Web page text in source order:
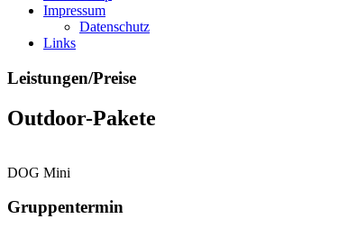
Impressum
Datenschutz
Links
Leistungen/Preise
Outdoor-Pakete
DOG Mini
Gruppentermin